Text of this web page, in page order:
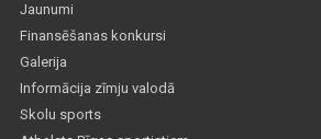
Jaunumi
Finansēšanas konkursi
Galerija
Informācija zīmju valodā
Skolu sports